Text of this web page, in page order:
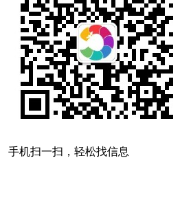
手机扫一扫，轻松找信息